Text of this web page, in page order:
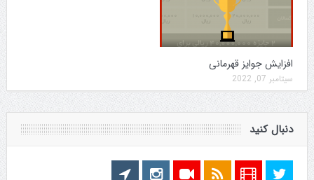
افزایش جوایز قهرمانی
سپتامبر 07, 2022
دنبال کنید